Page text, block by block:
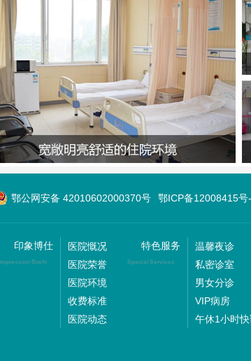
鄂公网安备 42010602000370号 鄂ICP备12008415
印象博仕
Impression Boshi
医院慨况
医院荣誉
医院环境
收费标准
医院动态
特色服务
Special Services
温馨夜诊
私密诊室
男女分诊
VIP病房
午休1小时